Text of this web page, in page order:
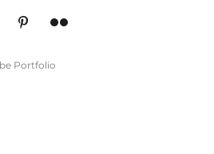
Portfolio